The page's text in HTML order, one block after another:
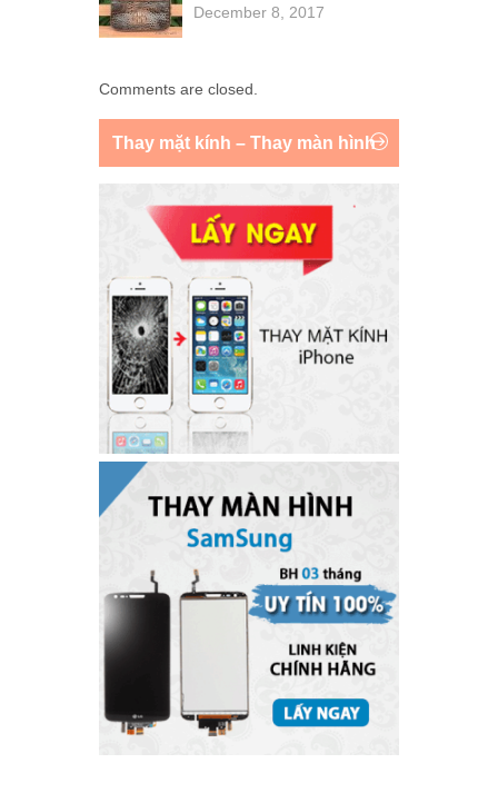
December 8, 2017
Comments are closed.
Thay mặt kính – Thay màn hình